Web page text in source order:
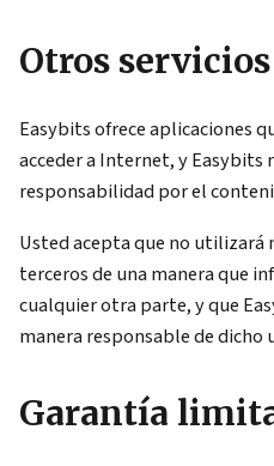
Otros servicios
Easybits ofrece aplicaciones
acceder a Internet, y Easybits
responsabilidad por el
Usted acepta que no utilizará
terceros de una manera que
cualquier otra parte, y que
manera responsable de dicho
Garantía